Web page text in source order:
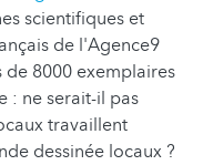
scientifiques et
de l'Agence9
8000 exemplaires
: ne serait-il pas
travaillent
dessinée locaux ?